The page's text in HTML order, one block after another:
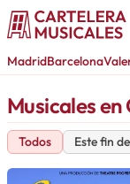
MadridBarcelona
Musicales
Todos Este fin